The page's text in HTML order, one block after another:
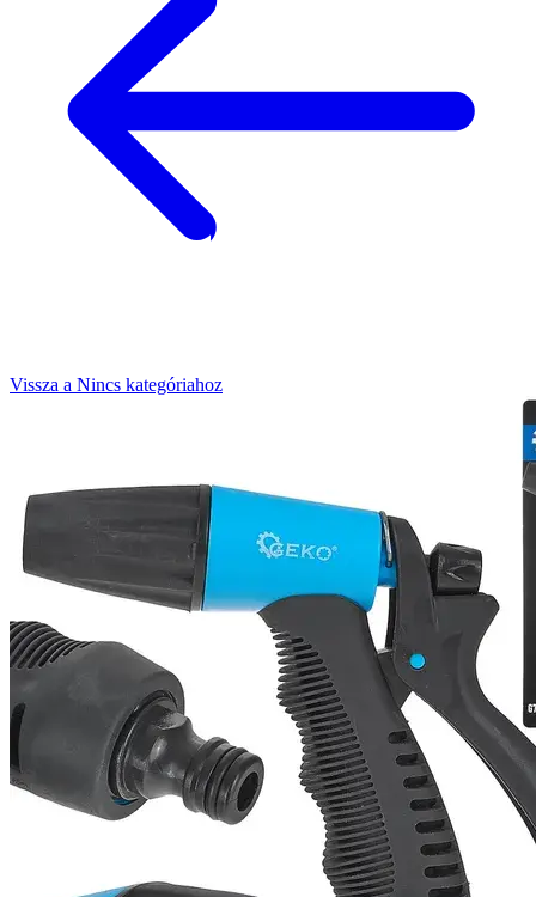
Vissza a Nincs kategóriahoz